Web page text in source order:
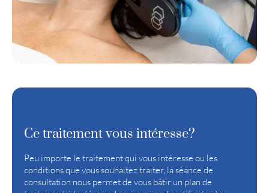
Ce traitement vous intéresse?
Peu importe le traitement qui vous intéresse ou les
conditions que vous souhaitez traiter, la séance de
consultation nous permet de vous bâtir un plan de